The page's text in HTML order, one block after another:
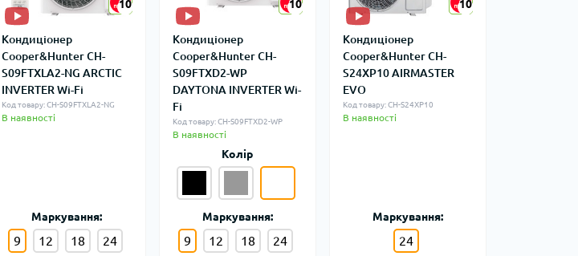
10
10
Кондиціонер
Cooper&Hunter CH-
S09FTXLA2-NG ARCTIC
INVERTER Wi-Fi
Код товару: CH-S09FTXLA2-NG
В наявності
Маркування:
9 12 18 24
10
10
Кондиціонер
Cooper&Hunter CH-
S09FTXD2-WP
DAYTONA INVERTER Wi-
Fi
Код товару: CH-S09FTXD2-WP
В наявності
Колір
Маркування:
9 12 18 24
10
10
Кондиціонер
Cooper&Hunter CH-
S24XP10 AIRMASTER
EVO
Код товару: CH-S24XP10
В наявності
Маркування:
24